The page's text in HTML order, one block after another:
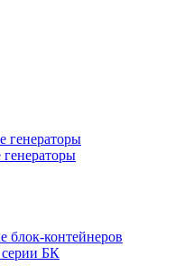
генераторы
блок-контейнеров
БК